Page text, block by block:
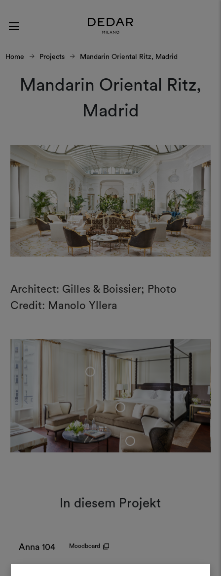
Home Projects Mandarin Oriental Ritz, Madrid
Mandarin Oriental Ritz,
Madrid
Architect: Gilles & Boissier; Photo
Credit: Manolo Yllera
In diesem Projekt
Moodboard
Anna 104